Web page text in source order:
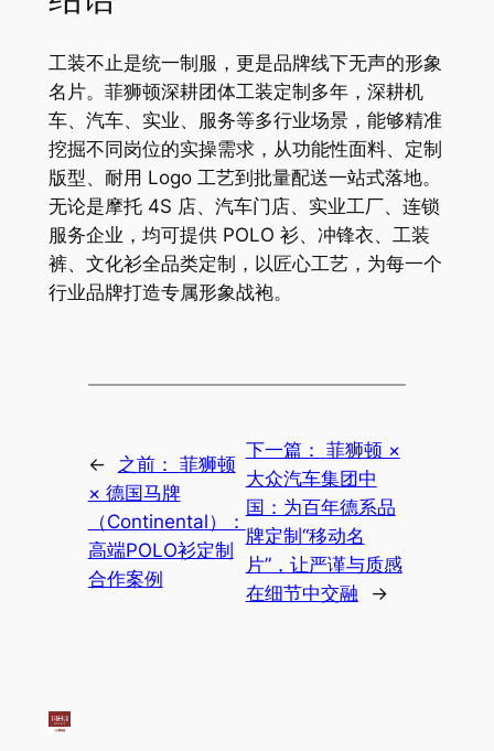
工装不止是统一制服，更是品牌线下无声的形象
名片。菲狮顿深耕团体工装定制多年，深耕机
车、汽车、实业、服务等多行业场景，能够精准
挖掘不同岗位的实操需求，从功能性面料、定制
版型、耐用 Logo 工艺到批量配送一站式落地。
无论是摩托 4S 店、汽车门店、实业工厂、连锁
服务企业，均可提供 POLO 衫、冲锋衣、工装
裤、文化衫全品类定制，以匠心工艺，为每一个
行业品牌打造专属形象战袍。
← 之前： 菲狮顿
× 德国马牌
（Continental）：
高端POLO衫定制
合作案例
下一篇： 菲狮顿 ×
大众汽车集团中
国：为百年德系品
牌定制“移动名
片”，让严谨与质感
在细节中交融
→